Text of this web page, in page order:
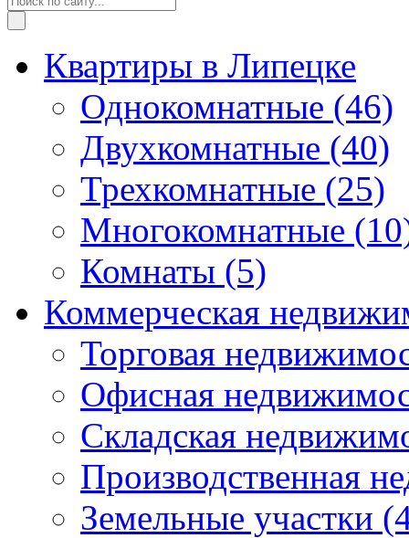
Квартиры в Липецке
Однокомнатные (46)
Двухкомнатные (40)
Трехкомнатные (25)
Многокомнатные
Комнаты (5)
Коммерческая
Торговая
Офисная
Складская
Производственная
Земельные участки